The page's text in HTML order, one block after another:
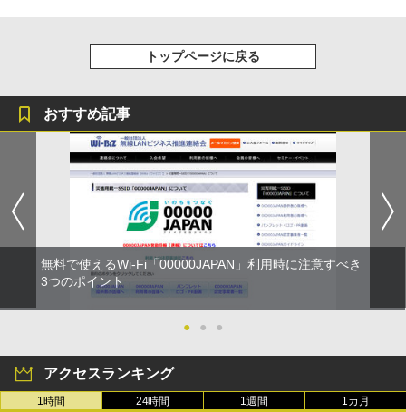
トップページに戻る
おすすめ記事
無料で使えるWi-Fi「00000JAPAN」利用時に注意すべき
3つのポイント
● ● ●
アクセスランキング
1時間 24時間 1週間 1カ月